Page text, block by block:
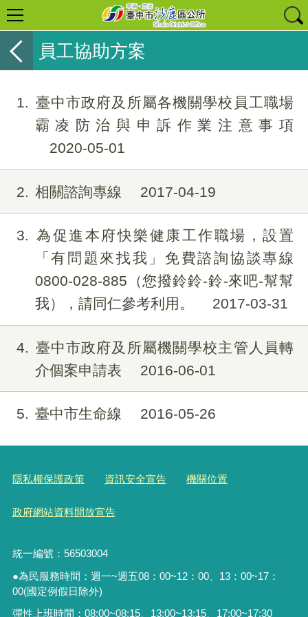
員工協助方案
1
臺中市政府及所屬各機關學校員工職場
霸凌防治與申訴作業注意事項
2020-05-01
2 相關諮詢專線 2017-04-19
3
為促進本府快樂健康工作職場，設置
「有問題來找我」免費諮詢協談專線
0800-028-885（您撥鈴鈴-鈴-來吧-幫幫
我），請同仁參考利用。
2017-03-31
4
臺中市政府及所屬機關學校主管人員轉
介個案申請表
2016-06-01
5 臺中市生命線 2016-05-26
隱私權保護政策 資訊安全宣告 機關位置
政府網站資料開放宣告
統一編號：56503004
●為民服務時間：週一~週五08：00~12：00、13：00~17：
00(國定例假日除外)
彈性上班時間：08:00~08:15、13:00~13:15、17:00~17:30